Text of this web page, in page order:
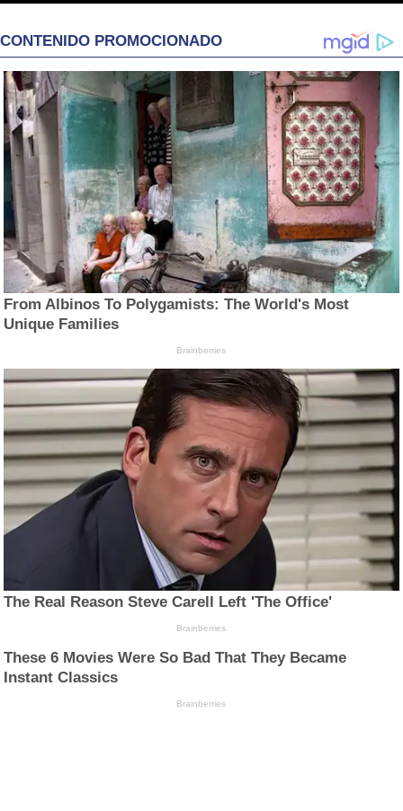
CONTENIDO PROMOCIONADO
From Albinos To Polygamists: The World's Most
Unique Families
Brainberries
The Real Reason Steve Carell Left 'The Office'
Brainberries
These 6 Movies Were So Bad That They Became
Instant Classics
Brainberries